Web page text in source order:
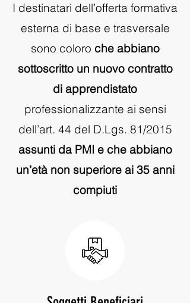
I destinatari dell’offerta formativa
esterna di base e trasversale
sono coloro che abbiano
sottoscritto un nuovo contratto
di apprendistato
professionalizzante ai sensi
dell’art. 44 del D.Lgs. 81/2015
assunti da PMI e che abbiano
un’età non superiore ai 35 anni
compiuti